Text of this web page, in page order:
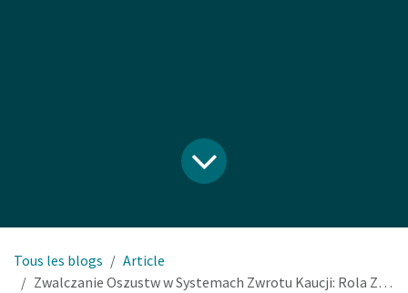
Tous les blogs
Article
Zwalczanie Oszustw w Systemach Zwrotu Kaucji: Rola Zaawansowanej Technologii w Automatach do Zwrotu Kaucji